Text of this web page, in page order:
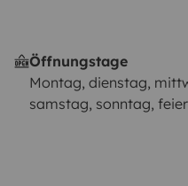
Öffnungstage
Montag, dienstag,
samstag, sonntag,